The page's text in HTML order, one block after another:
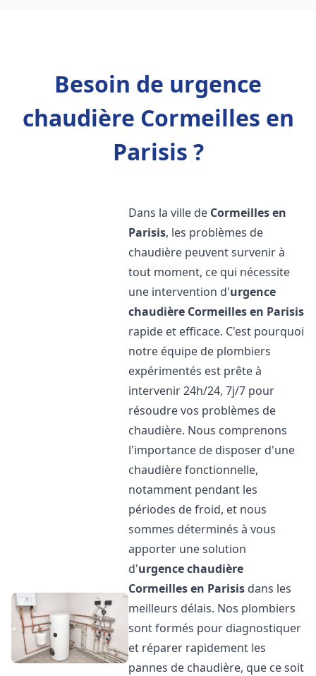
Besoin de urgence
chaudière Cormeilles en
Parisis ?
Dans la ville de Cormeilles en
Parisis, les problèmes de
chaudière peuvent survenir à
tout moment, ce qui nécessite
une intervention d'urgence
chaudière Cormeilles en Parisis
rapide et efficace. C'est pourquoi
notre équipe de plombiers
expérimentés est prête à
intervenir 24h/24, 7j/7 pour
résoudre vos problèmes de
chaudière. Nous comprenons
l'importance de disposer d'une
chaudière fonctionnelle,
notamment pendant les
périodes de froid, et nous
sommes déterminés à vous
apporter une solution
d'urgence chaudière
Cormeilles en Parisis dans les
meilleurs délais. Nos plombiers
sont formés pour diagnostiquer
et réparer rapidement les
pannes de chaudière, que ce soit